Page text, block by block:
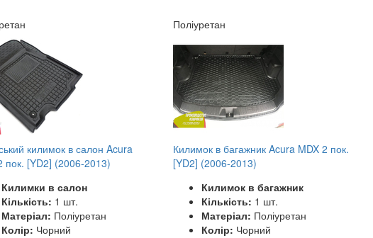
килимок в салон Acura
пок. [YD2] (2006-2013)
Килимки в салон
Кількість: 1 шт.
Матеріал: Поліуретан
Колір: Чорний
Поліуретан
Килимок в багажник Acura MDX 2 пок.
[YD2] (2006-2013)
Килимок в багажник
Кількість: 1 шт.
Матеріал: Поліуретан
Колір: Чорний